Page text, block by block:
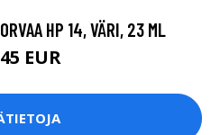
HP 14, VÄRI, 23 ML
EUR